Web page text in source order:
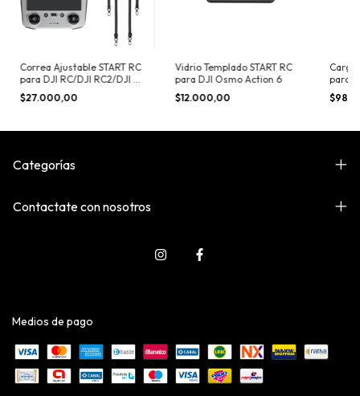
Correa Ajustable START RC
para DJI RC/DJI RC2/DJI RC
PRO
$27.000,00
Vidrio Templado START RC
para DJI Osmo Action 6
$12.000,00
para
Categorías
Contactate con nosotros
Medios de pago